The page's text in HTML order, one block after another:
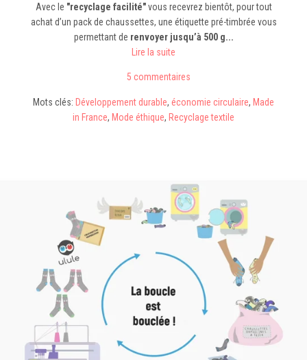
Avecle "recyclage facilité"vous recevrez bientôt, pour tout
achat d’un pack de chaussettes, une étiquette pré-timbrée vous
permettant de renvoyer jusqu’à 500 g...
Lire la suite
5 commentaires
Mots clés: Développement durable, économie circulaire, Made
in France, Mode éthique, Recyclage textile